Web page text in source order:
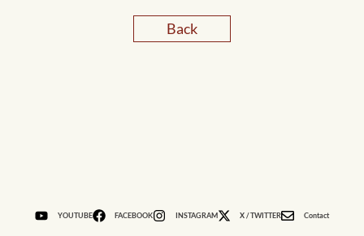
Back
YOUTUBE FACEBOOK INSTAGRAM X / TWITTER Contact